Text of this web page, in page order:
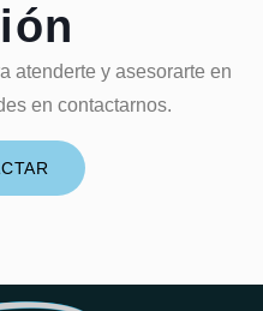
atenderte y asesorarte en
en contactarnos.